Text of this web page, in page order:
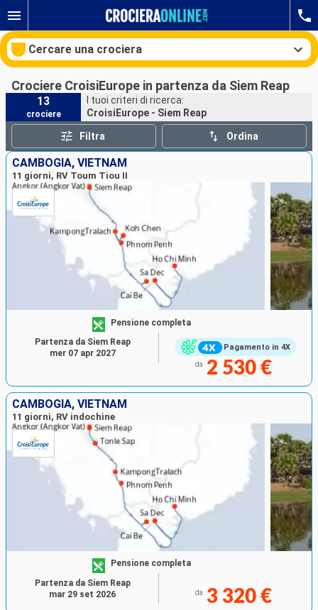
Cercare una crociera
Le nostre destinazioni
Mesi di partenza
Porti
Ricerca
Crociere CroisiEurope in partenza da Siem Reap
13
crociere
I tuoi criteri di ricerca:
CroisiEurope - Siem Reap
Filtra Ordina
CAMBOGIA, VIETNAM
11 giorni, RV Toum Tiou II
Pagamento in 4X
Pensione completa
da 2 530 €
Partenza da Siem Reap
mer 07 apr 2027
CAMBOGIA, VIETNAM
11 giorni, RV indochine
Pensione completa
da 3 320 €
Partenza da Siem Reap
mar 29 set 2026